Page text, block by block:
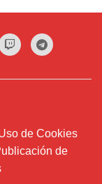
de Cookies
de